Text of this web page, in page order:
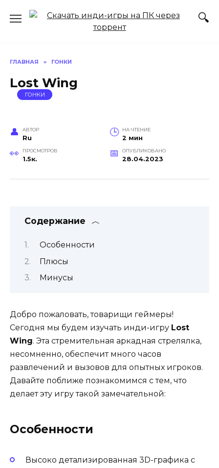
ГЛАВНАЯ » ГОНКИ
Lost Wing
ГОНКИ
АВТОР
Ru
НА ЧТЕНИЕ
2 мин
ПРОСМОТРОВ
1.5к.
ОПУБЛИКОВАНО
28.04.2023
Содержание
Особенности
Плюсы
Минусы
Добро пожаловать, товарищи геймеры!
Сегодня мы будем изучать инди-игру Lost
Wing. Эта стремительная аркадная стрелялка,
несомненно, обеспечит много часов
развлечений и вызовов для опытных игроков.
Давайте поближе познакомимся с тем, что
делает эту игру такой замечательной:
Особенности
Высоко детализированная 3D-графика с